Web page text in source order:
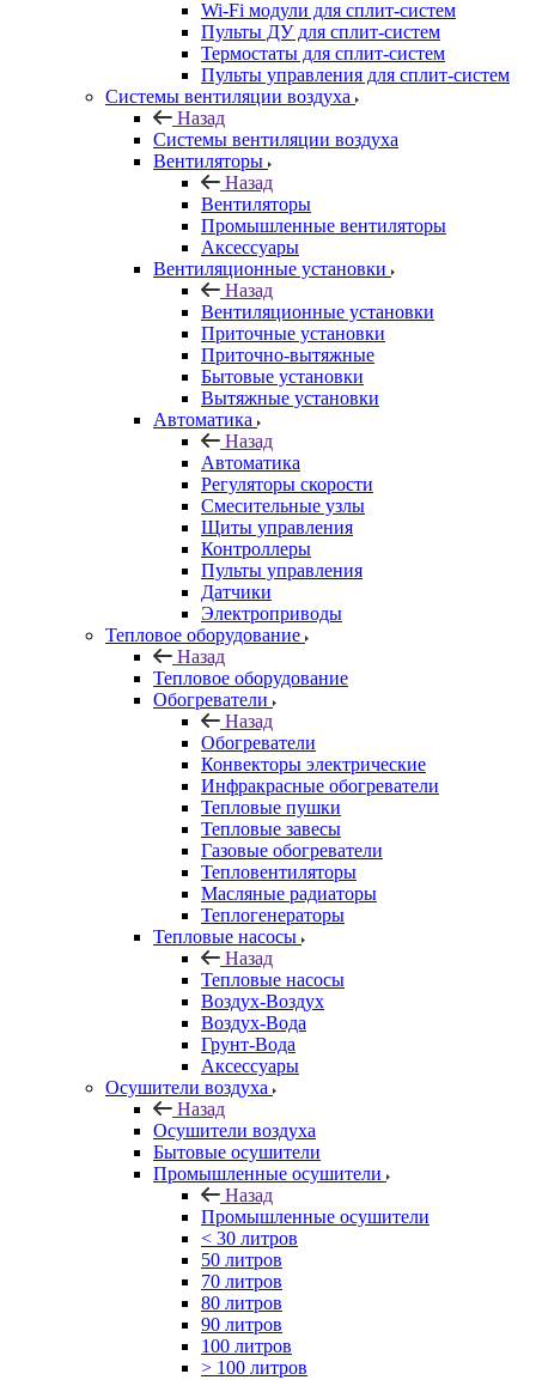
Wi-Fi модули для сплит-систем
Пульты ДУ для сплит-систем
Термостаты для сплит-систем
Пульты управления для сплит-систем
Системы вентиляции воздуха
Назад
Системы вентиляции воздуха
Вентиляторы
Назад
Вентиляторы
Промышленные вентиляторы
Аксессуары
Вентиляционные установки
Назад
Вентиляционные установки
Приточные установки
Приточно-вытяжные
Бытовые установки
Вытяжные установки
Автоматика
Назад
Автоматика
Регуляторы скорости
Смесительные узлы
Щиты управления
Контроллеры
Пульты управления
Датчики
Электроприводы
Тепловое оборудование
Назад
Тепловое оборудование
Обогреватели
Назад
Обогреватели
Конвекторы электрические
Инфракрасные обогреватели
Тепловые пушки
Тепловые завесы
Газовые обогреватели
Тепловентиляторы
Масляные радиаторы
Теплогенераторы
Тепловые насосы
Назад
Тепловые насосы
Воздух-Воздух
Воздух-Вода
Грунт-Вода
Аксессуары
Осушители воздуха
Назад
Осушители воздуха
Бытовые осушители
Промышленные осушители
Назад
Промышленные осушители
< 30 литров
50 литров
70 литров
80 литров
90 литров
100 литров
> 100 литров